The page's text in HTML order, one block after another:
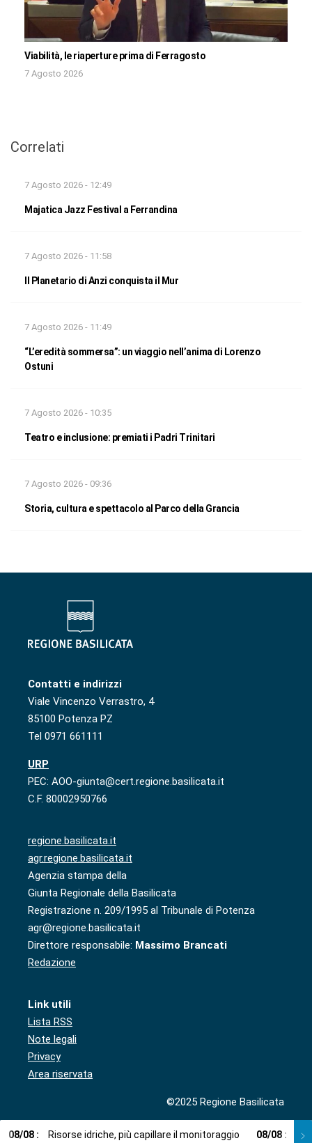
Viabilità, le riaperture prima di Ferragosto
7 Agosto 2026
Correlati
7 Agosto 2026 - 12:49
Majatica Jazz Festival a Ferrandina
7 Agosto 2026 - 11:58
Il Planetario di Anzi conquista il Mur
7 Agosto 2026 - 11:49
“L’eredità sommersa”: un viaggio nell’anima di Lorenzo
Ostuni
7 Agosto 2026 - 10:35
Teatro e inclusione: premiati i Padri Trinitari
7 Agosto 2026 - 09:36
Storia, cultura e spettacolo al Parco della Grancia
Contatti e indirizzi
Viale Vincenzo Verrastro, 4
85100 Potenza PZ
Tel 0971 661111
URP
PEC: AOO-giunta@cert.regione.basilicata.it
C.F. 80002950766
regione.basilicata.it
agr.regione.basilicata.it
Agenzia stampa della
Giunta Regionale della Basilicata
Registrazione n. 209/1995 al Tribunale di Potenza
agr@regione.basilicata.it
Direttore responsabile: Massimo Brancati
Redazione
Link utili
Lista RSS
Note legali
Privacy
Area riservata
©2025 Regione Basilicata
08/08 : Risorse idriche, più capillare il monitoraggio 08/08 :